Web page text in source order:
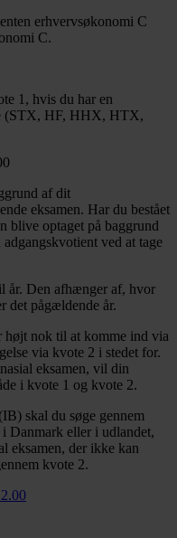
erhvervsøkonomi C
C.
1, hvis du har en
(STX, HF, HHX, HTX,
af dit
eksamen. Har du bestået
blive optaget på baggrund
ved at tage
år. Den afhænger af, hvor
det pågældende år.
nok til at komme ind via
via kvote 2 i stedet for.
eksamen, vil din
i kvote 1 og kvote 2.
skal du søge gennem
Danmark eller i udlandet,
eksamen, der ikke kan
kvote 2.